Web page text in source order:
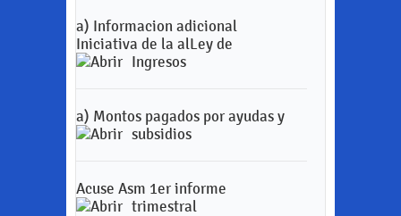
a) Informacion adicional
Iniciativa de la alLey de
Ingresos
a) Montos pagados por ayudas y
subsidios
Acuse Asm 1er informe
trimestral